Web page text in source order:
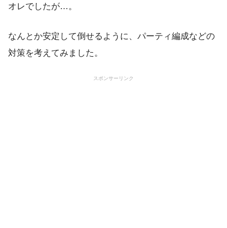
オレでしたが…。
なんとか安定して倒せるように、パーティ編成などの
対策を考えてみました。
スポンサーリンク